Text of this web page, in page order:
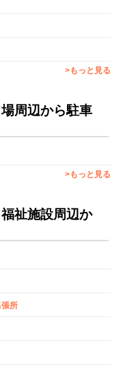
>もっと見る
周辺から駐車
>もっと見る
祉施設周辺か
所